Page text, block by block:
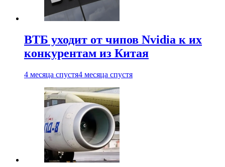
ВТБ уходит от чипов Nvidia к их
конкурентам из Китая
4 месяца спустя4 месяца спустя